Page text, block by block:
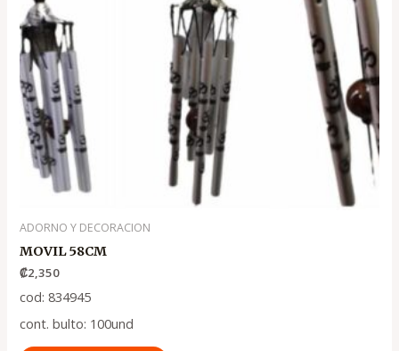
ADORNO Y DECORACION
MOVIL 58CM
₡2,350
cod: 834945
cont. bulto: 100und